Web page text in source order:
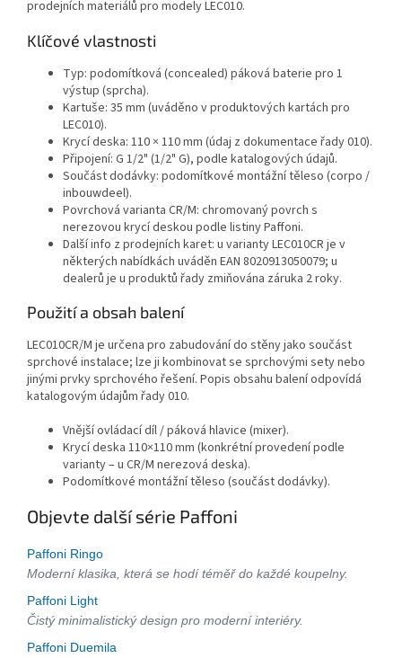
prodejních materiálů pro modely LEC010.
Klíčové vlastnosti
Typ: podomítková (concealed) páková baterie pro 1
výstup (sprcha).
Kartuše: 35 mm (uváděno v produktových kartách pro
LEC010).
Krycí deska: 110 × 110 mm (údaj z dokumentace řady 010).
Připojení: G 1/2" (1/2" G), podle katalogových údajů.
Součást dodávky: podomítkové montážní těleso (corpo /
inbouwdeel).
Povrchová varianta CR/M: chromovaný povrch s
nerezovou krycí deskou podle listiny Paffoni.
Další info z prodejních karet: u varianty LEC010CR je v
některých nabídkách uváděn EAN 8020913050079; u
dealerů je u produktů řady zmiňována záruka 2 roky.
Použití a obsah balení
LEC010CR/M je určena pro zabudování do stěny jako součást
sprchové instalace; lze ji kombinovat se sprchovými sety nebo
jinými prvky sprchového řešení. Popis obsahu balení odpovídá
katalogovým údajům řady 010.
Vnější ovládací díl / páková hlavice (mixer).
Krycí deska 110×110 mm (konkrétní provedení podle
varianty – u CR/M nerezová deska).
Podomítkové montážní těleso (součást dodávky).
Objevte další série Paffoni
Paffoni Ringo
Moderní klasika, která se hodí téměř do každé koupelny.
Paffoni Light
Čistý minimalistický design pro moderní interiéry.
Paffoni Duemila